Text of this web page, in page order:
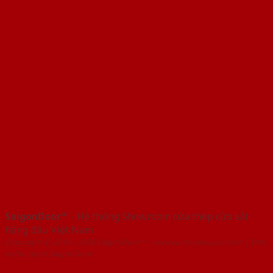
SaigonDoor™ - Hệ thống Showroom cửa thép cửa sắt
hàng đầu Việt Nam
Copyright ⓒ 2016 – 2026 SaigonDoor™ - www.cuathepcuasat.com | Đơn
vị chủ quản SaigonDoor